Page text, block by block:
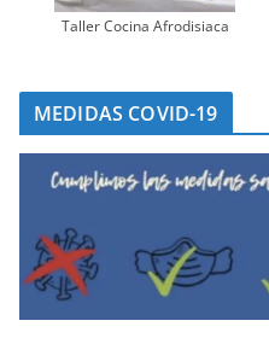
Taller Cocina Afrodisiaca
MEDIDAS COVID-19